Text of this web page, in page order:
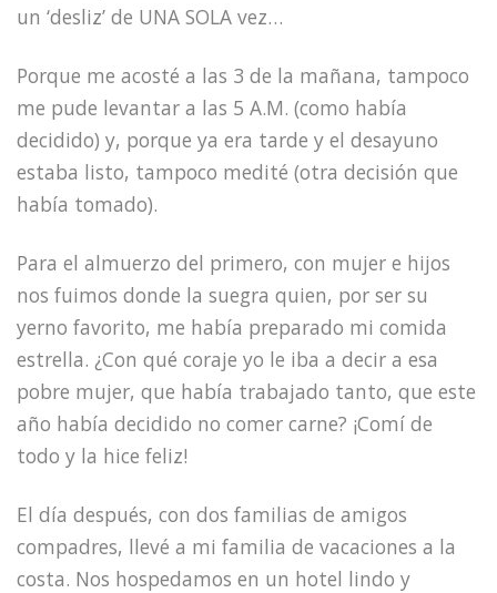
un ‘desliz’ de UNA SOLA vez…
Porque me acosté a las 3 de la mañana, tampoco
me pude levantar a las 5 A.M. (como había
decidido) y, porque ya era tarde y el desayuno
estaba listo, tampoco medité (otra decisión que
había tomado).
Para el almuerzo del primero, con mujer e hijos
nos fuimos donde la suegra quien, por ser su
yerno favorito, me había preparado mi comida
estrella. ¿Con qué coraje yo le iba a decir a esa
pobre mujer, que había trabajado tanto, que este
año había decidido no comer carne? ¡Comí de
todo y la hice feliz!
El día después, con dos familias de amigos
compadres, llevé a mi familia de vacaciones a la
costa. Nos hospedamos en un hotel lindo y